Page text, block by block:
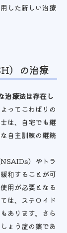
した新しい治療
）の治療
治療法は存在し
ってこわばりの
は、自宅でも継
自主訓練の継続
）やトラ
和することが可
用が必要となる
は、ステロイド
あります。さら
ょう症の薬であ